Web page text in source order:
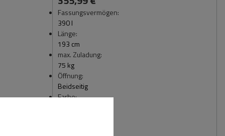
Fassungsvermögen:
390 l
Länge:
193 cm
max. Zuladung:
75 kg
Öffnung:
Beidseitig
Farbe: